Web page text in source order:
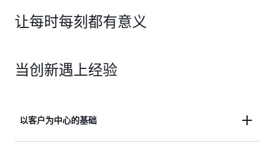
让每时每刻都有意义
当创新遇上经验
以客户为中心的基础